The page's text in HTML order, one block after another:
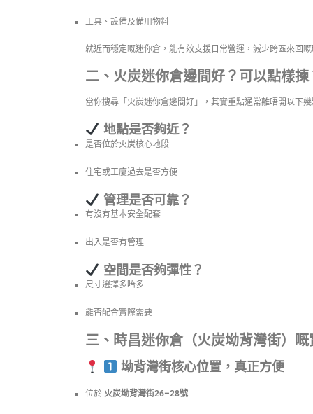
工具、設備及備用物料
就近而穩定嘅迷你倉，能有效支援日常營運，減少跨區來回嘅
二、火炭迷你倉邊間好？可以點樣揀
當你搜尋「火炭迷你倉邊間好」，其實重點通常離唔開以下幾
地點是否夠近？
是否位於火炭核心地段
住宅或工廈過去是否方便
管理是否可靠？
有沒有基本安全配套
出入是否有管理
空間是否夠彈性？
尺寸選擇多唔多
能否配合實際需要
三、時昌迷你倉（火炭坳背灣街）嘅
坳背灣街核心位置，真正方便
位於 火炭坳背灣街26–28號